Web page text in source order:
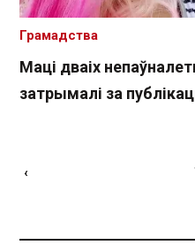
Маці дваіх
затрымалі за
Грамадства
‹